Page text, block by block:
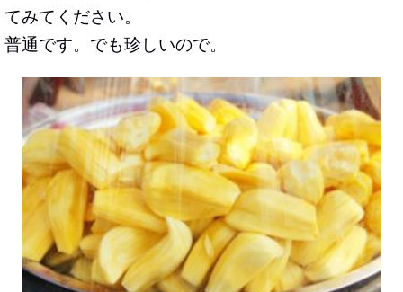
てみてください。
普通です。でも珍しいので。